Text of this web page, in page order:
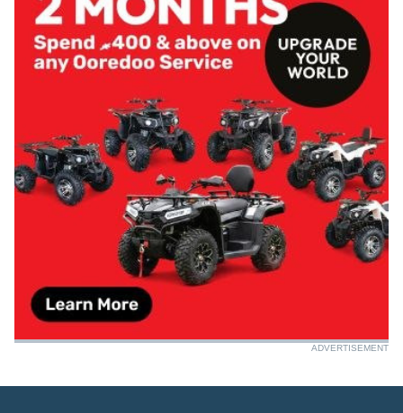
ADVERTISEMENT